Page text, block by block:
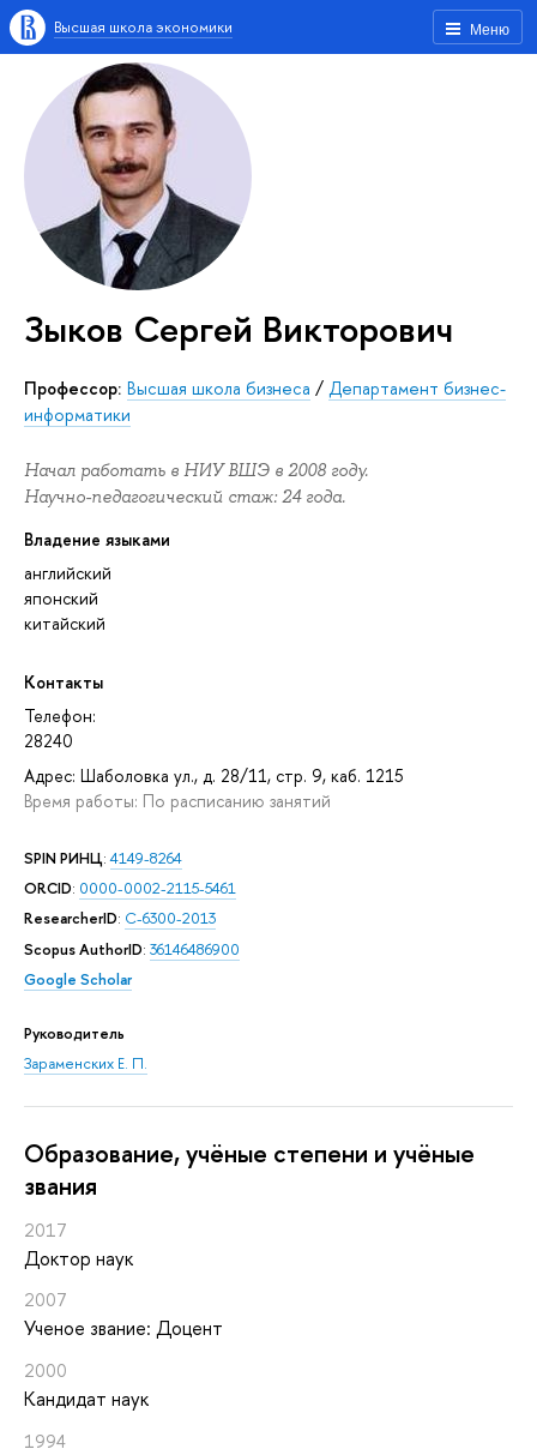
Меню
Высшая школа экономики
Зыков Сергей Викторович
Профессор: Высшая школа бизнеса / Департамент бизнес-
информатики
Начал работать в НИУ ВШЭ в 2008 году.
Научно-педагогический стаж: 24 года.
Владение языками
английский
японский
китайский
Контакты
Телефон:
28240
Адрес: Шаболовка ул., д. 28/11, стр. 9, каб. 1215
Время работы: По расписанию занятий
SPIN РИНЦ:4149-8264
ORCID: 0000-0002-2115-5461
ResearcherID: C-6300-2013
Scopus AuthorID: 36146486900
Google Scholar
Руководитель
Зараменских Е. П.
Oбразование, учёные степени и учёные
звания
2017
Доктор наук
2007
Ученое звание: Доцент
2000
Кандидат наук
1994